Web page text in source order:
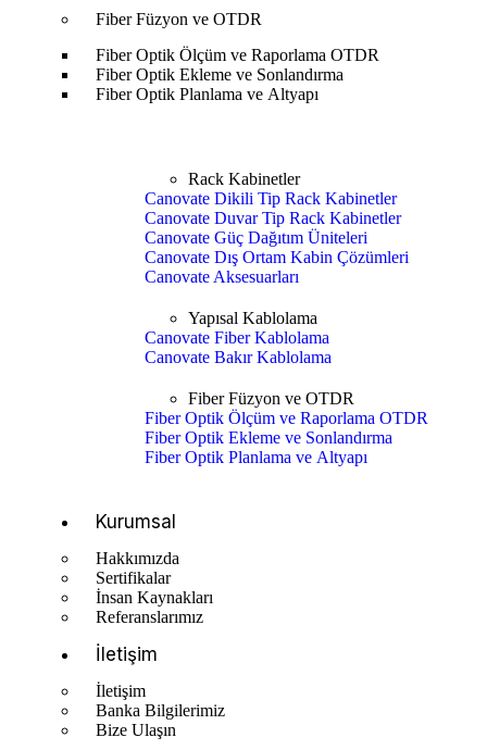
Fiber Füzyon ve OTDR
Fiber Optik Ölçüm ve Raporlama OTDR
Fiber Optik Ekleme ve Sonlandırma
Fiber Optik Planlama ve Altyapı
Rack Kabinetler
Canovate Dikili Tip Rack Kabinetler
Canovate Duvar Tip Rack Kabinetler
Canovate Güç Dağıtım Üniteleri
Canovate Dış Ortam Kabin Çözümleri
Canovate Aksesuarları
Yapısal Kablolama
Canovate Fiber Kablolama
Canovate Bakır Kablolama
Fiber Füzyon ve OTDR
Fiber Optik Ölçüm ve Raporlama OTDR
Fiber Optik Ekleme ve Sonlandırma
Fiber Optik Planlama ve Altyapı
Kurumsal
Hakkımızda
Sertifikalar
İnsan Kaynakları
Referanslarımız
İletişim
İletişim
Banka Bilgilerimiz
Bize Ulaşın